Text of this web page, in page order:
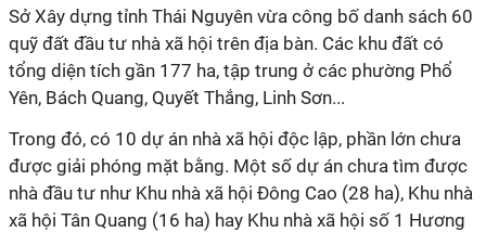
Sở Xây dựng tỉnh Thái Nguyên vừa công bố danh sách 60
quỹ đất đầu tư nhà xã hội trên địa bàn. Các khu đất có
tổng diện tích gần 177 ha, tập trung ở các phường Phổ
Yên, Bách Quang, Quyết Thắng, Linh Sơn...
Trong đó, có 10 dự án nhà xã hội độc lập, phần lớn chưa
được giải phóng mặt bằng. Một số dự án chưa tìm được
nhà đầu tư như Khu nhà xã hội Đông Cao (28 ha), Khu nhà
xã hội Tân Quang (16 ha) hay Khu nhà xã hội số 1 Hương